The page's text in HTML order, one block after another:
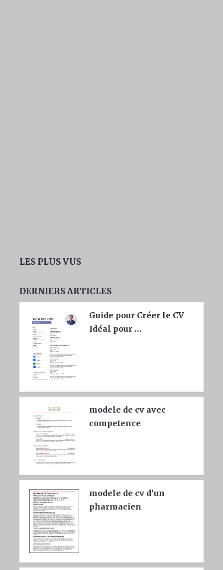
LES PLUS VUS
DERNIERS ARTICLES
Guide pour Créer le CV
Idéal pour …
modele de cv avec
competence
modele de cv d’un
pharmacien